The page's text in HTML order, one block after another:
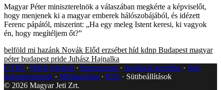
Magyar Péter miniszterelnök a válaszában megkérte a képviselőt,
hogy menjenek ki a magyar emberek hálószobájából, és idézett
Ferenc pápától, miszerint: „Ha egy meleg Istent keresi, ki vagyok
én, hogy megítéljem őt?”
belföld mi hazánk Novák Előd erzsébet híd kdnp Budapest magyar
péter budapest pride Juhász Hajnalka
GYIK
Hibát jelentek Impresszum Javítások kezelése
Jogi
dokumentumok
Médiaajánlat RSS
Sütibeállítások
© 2026 Magyar Jeti Zrt.